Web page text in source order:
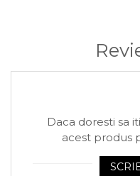
- Cos ABS ranforsat
- Sensibilitate
Daca doresti sa
acest produs